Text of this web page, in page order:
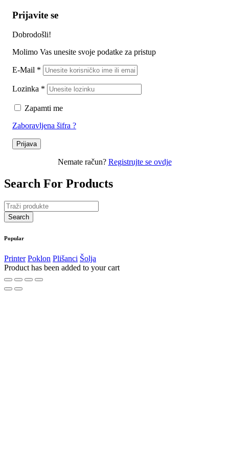
Prijavite se
Dobrodošli!
Molimo Vas unesite svoje podatke za pristup
E-Mail *
Lozinka *
Zapamti me
Zaboravljena šifra ?
Prijava
Nemate račun? Registrujte se ovdje
Search For Products
Popular
Printer Poklon Plišanci Šolja
Product has been added to your cart